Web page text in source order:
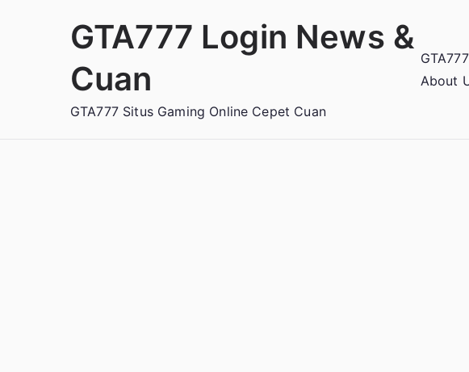
GTA777 Login News &
Cuan
GTA777 Situs Gaming Online Cepet Cuan
About